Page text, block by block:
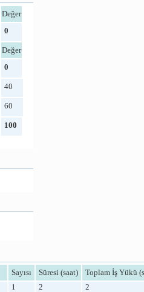
Değer
0
Değer
0
40
60
100
Sayısı Süresi (saat)
Toplam İş Yükü
1 2
2